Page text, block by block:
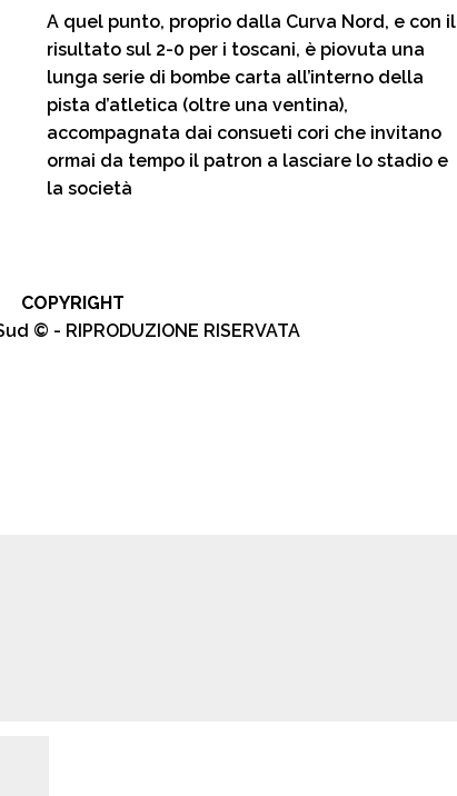
A quel punto, proprio dalla Curva Nord, e con il
risultato sul 2-0 per i toscani, è piovuta una
lunga serie di bombe carta all’interno della
pista d’atletica (oltre una ventina),
accompagnata dai consueti cori che invitano
ormai da tempo il patron a lasciare lo stadio e
la società
COPYRIGHT
© - RIPRODUZIONE RISERVATA